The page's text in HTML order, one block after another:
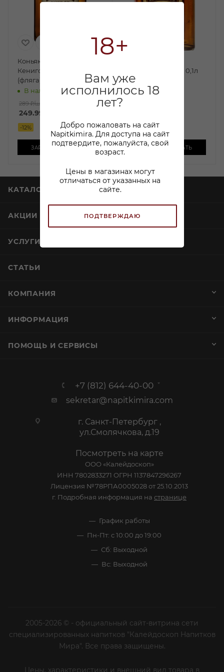
18+
Вам уже
исполнилось 18
лет?
Добро пожаловать на сайт
Napitkimira. Для доступа на сайт
подтвердите, пожалуйста, свой
возраст.
Цены в магазинах могут
отличаться от указанных на
сайте.
ПОДТВЕРЖДАЮ
Коньяк Старый
Кенигсберг 5 лет 0,1л
(фляга)
В наличии:
289 ₽/шт
249.99
-12%
ЗАРЕЗЕРВИРОВАТЬ
Кенигсберг 4 года 0,1л
В наличии:
- 14 %
ЗАРЕЗЕРВИРОВАТЬ
КАТАЛОГ
АКЦИИ
УСЛУГИ
СТАТЬИ
КОМПАНИЯ
ИНФОРМАЦИЯ
ПОМОЩЬ И СЕРВИСЫ
+7 (812) 644-40-00
sekretar@napitkimira.com
г. Санкт-Петербург ,
ул.Смолячкова, д.19
Посмотреть на карте
ООО «Калейдоскоп»
ИНН 7802833271 ОГРН 1137847296267
Лицензия №78РПА0005028 от 25.10.2013
г. Подробная информация на странице
График работы
Пн-Пт: с 10:00 до 19:00
Сб: Выходной
Вс: Выходной
2005-2026 © - официальный сайт-витрина сети
специализированных напитков "Калейдоскоп Напитков
Мира". Все права защищены.
Цены, характеристики и внешний вид товара в